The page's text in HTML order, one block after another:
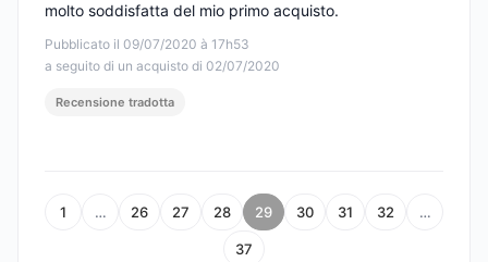
Pubblicato il 09/07/2020 à 17h53
a seguito di un acquisto di 02/07/2020
molto soddisfatta del mio primo acquisto.
Recensione tradotta
1 … 26 27 28 29 30 31 32 …
37